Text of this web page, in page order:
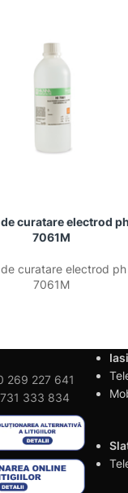
curatare electrod
7061M
curatare electrod ph
7061M
269 227 641
333 834
Iasi